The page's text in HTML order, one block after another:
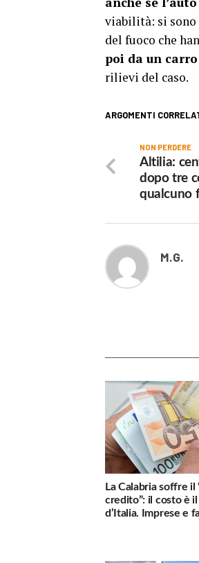
viabilità: si
del fuoco che
poi da un
rilievi del caso.
ARGOMENTI
NON PERDERE
Altilia:
dopo tre
qualcuno
M.G.
La Calabria soffre il
credito”: il costo è
d’Italia. Imprese e